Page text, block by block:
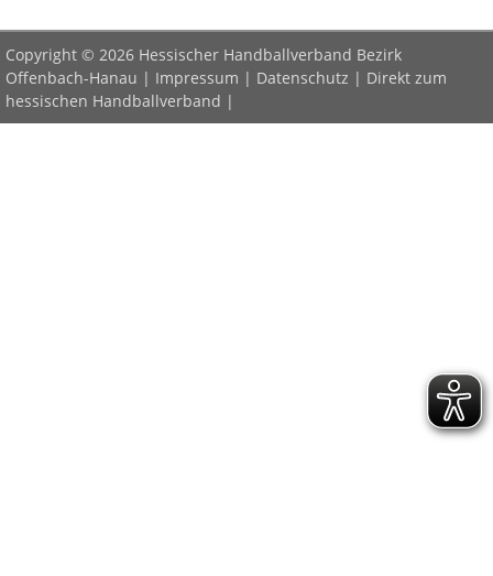
Copyright © 2026 Hessischer Handballverband Bezirk
Offenbach-Hanau | Impressum | Datenschutz | Direkt zum
hessischen Handballverband |